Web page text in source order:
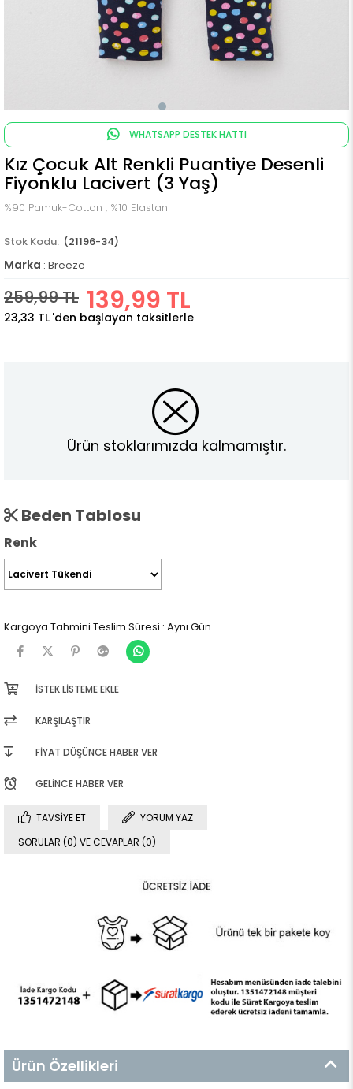
WHATSAPP DESTEK HATTI
Kız Çocuk Alt Renkli Puantiye Desenli
Fiyonklu Lacivert (3 Yaş)
%90 Pamuk-Cotton , %10 Elastan
(21196-34)
Marka : Breeze
259,99 TL 139,99 TL
23,33 TL 'den başlayan taksitlerle
Ürün stoklarımızda kalmamıştır.
Beden Tablosu
Renk
Kargoya Tahmini Teslim Süresi : Aynı Gün
İSTEK LISTEME EKLE
KARŞILAŞTIR
FIYAT DÜŞÜNCE HABER VER
GELINCE HABER VER
TAVSIYE ET
YORUM YAZ
SORULAR (0) VE CEVAPLAR (0)
Ürün Özellikleri